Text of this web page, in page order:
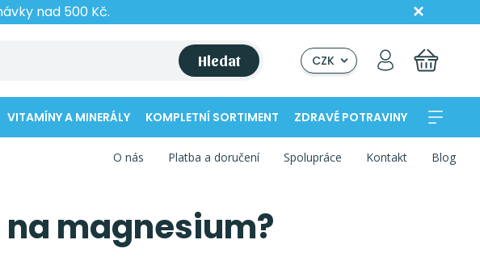
nad 500 Kč.
Hledat CZK
VITAMÍNY A MINERÁLY KOMPLETNÍ SORTIMENT ZDRAVÉ POTRAVINY
O nás Platba a doručení Spolupráce Kontakt Blog
magnesium?